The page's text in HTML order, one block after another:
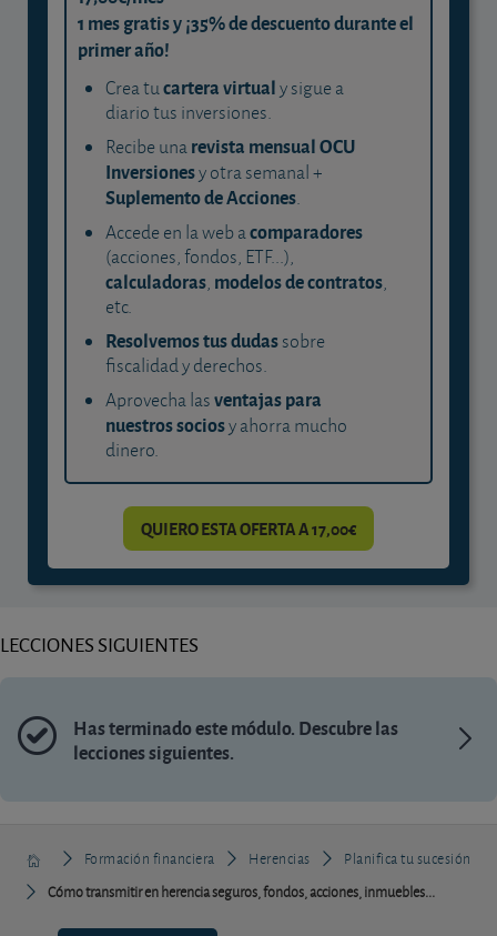
1 mes gratis y ¡35% de descuento durante el
primer año!
Crea tucartera virtualy sigue a
diario tus inversiones.
Recibe unarevista mensual OCU
Inversionesy otra semanal +
Suplemento de Acciones.
Accede en la web acomparadores
(acciones, fondos, ETF...),
calculadoras, modelos de contratos,
etc.
Resolvemos tus dudassobre
fiscalidad y derechos.
Aprovecha lasventajas para
nuestros sociosy ahorra mucho
dinero.
QUIERO ESTA OFERTA A 17,00€
LECCIONES SIGUIENTES
Has terminado este módulo. Descubre las
lecciones siguientes.
Formación financiera Herencias
Planifica tu sucesión
Cómo transmitir en herencia seguros, fondos, acciones, inmuebles...